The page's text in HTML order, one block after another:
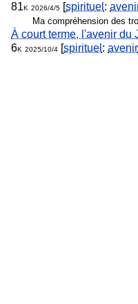
81K 2026/4/5 [spirituel :
Ma compréhension des
À court terme, l'avenir du
6K 2025/10/4 [spirituel : avenir